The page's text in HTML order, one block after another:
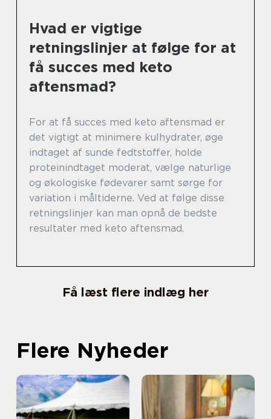
Hvad er vigtige
retningslinjer at følge for at
få succes med keto
aftensmad?
For at få succes med keto aftensmad er
det vigtigt at minimere kulhydrater, øge
indtaget af sunde fedtstoffer, holde
proteinindtaget moderat, vælge naturlige
og økologiske fødevarer samt sørge for
variation i måltiderne. Ved at følge disse
retningslinjer kan man opnå de bedste
resultater med keto aftensmad.
Få læst flere indlæg her
Flere Nyheder